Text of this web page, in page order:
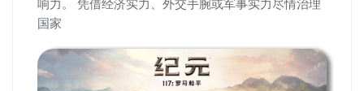
响力。 凭借经济实力、外交手腕或军事实力尽情治理
国家